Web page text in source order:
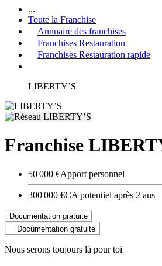
...
Toute la Franchise
Annuaire des franchises
Franchises Restauration
Franchises Restauration rapide
LIBERTY’S
Franchise
50 000 €Apport personnel
300 000 €CA potentiel après 2 ans
Documentation gratuite
Documentation gratuite
Nous serons toujours là pour toi